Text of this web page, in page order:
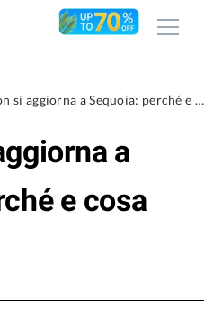
Mac non si aggiorna a Sequoia: perché e cosa fare
a
e cosa